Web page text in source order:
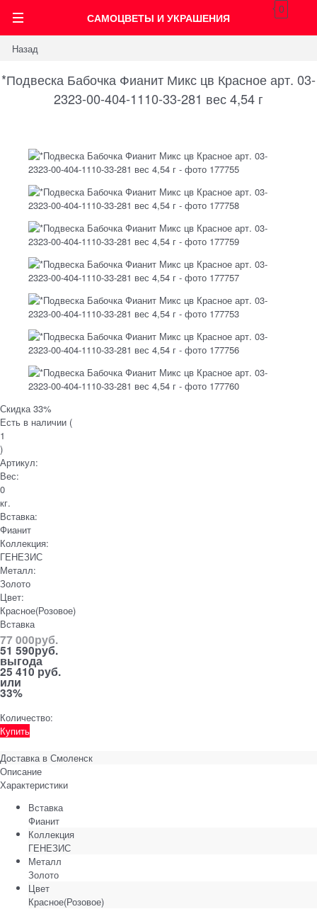
САМОЦВЕТЫ И УКРАШЕНИЯ
0
Назад
*Подвеска Бабочка Фианит Микс цв Красное арт. 03-
2323-00-404-1110-33-281 вес 4,54 г
Скидка 33%
Есть в наличии (
1
)
Артикул:
Вес:
0
кг.
Вставка:
Фианит
Коллекция:
ГЕНЕЗИС
Металл:
Золото
Цвет:
Красное(Розовое)
Вставка
77 000руб.
51 590руб.
выгода
25 410 руб.
или
33%
Количество:
Купить
Доставка в Смоленск
Описание
Характеристики
Вставка
Фианит
Коллекция
ГЕНЕЗИС
Металл
Золото
Цвет
Красное(Розовое)